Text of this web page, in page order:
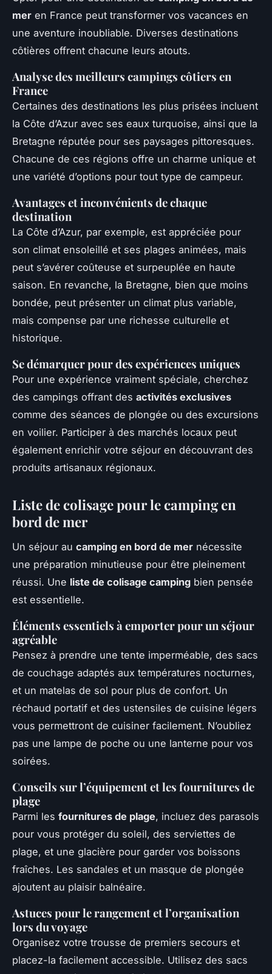
mer en France peut transformer vos vacances en
une aventure inoubliable. Diverses destinations
côtières offrent chacune leurs atouts.
Analyse des meilleurs campings côtiers en
France
Certaines des destinations les plus prisées incluent
la Côte d’Azur avec ses eaux turquoise, ainsi que la
Bretagne réputée pour ses paysages pittoresques.
Chacune de ces régions offre un charme unique et
une variété d’options pour tout type de campeur.
Avantages et inconvénients de chaque
destination
La Côte d’Azur, par exemple, est appréciée pour
son climat ensoleillé et ses plages animées, mais
peut s’avérer coûteuse et surpeuplée en haute
saison. En revanche, la Bretagne, bien que moins
bondée, peut présenter un climat plus variable,
mais compense par une richesse culturelle et
historique.
Se démarquer pour des expériences uniques
Pour une expérience vraiment spéciale, cherchez
des campings offrant des activités exclusives
comme des séances de plongée ou des excursions
en voilier. Participer à des marchés locaux peut
également enrichir votre séjour en découvrant des
produits artisanaux régionaux.
Liste de colisage pour le camping en
bord de mer
Un séjour au camping en bord de mer nécessite
une préparation minutieuse pour être pleinement
réussi. Une liste de colisage camping bien pensée
est essentielle.
Éléments essentiels à emporter pour un séjour
agréable
Pensez à prendre une tente imperméable, des sacs
de couchage adaptés aux températures nocturnes,
et un matelas de sol pour plus de confort. Un
réchaud portatif et des ustensiles de cuisine légers
vous permettront de cuisiner facilement. N’oubliez
pas une lampe de poche ou une lanterne pour vos
soirées.
Conseils sur l’équipement et les fournitures de
plage
Parmi les fournitures de plage, incluez des parasols
pour vous protéger du soleil, des serviettes de
plage, et une glacière pour garder vos boissons
fraîches. Les sandales et un masque de plongée
ajoutent au plaisir balnéaire.
Astuces pour le rangement et l’organisation
lors du voyage
Organisez votre trousse de premiers secours et
placez-la facilement accessible. Utilisez des sacs